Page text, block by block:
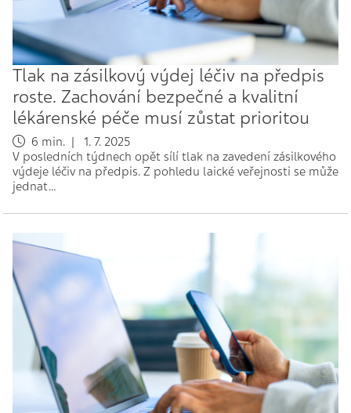
Tlak na zásilkový výdej léčiv na předpis
roste. Zachování bezpečné a kvalitní
lékárenské péče musí zůstat prioritou
6 min. | 1. 7. 2025
V posledních týdnech opět sílí tlak na zavedení zásilkového
výdeje léčiv na předpis. Z pohledu laické veřejnosti se může
jednat…